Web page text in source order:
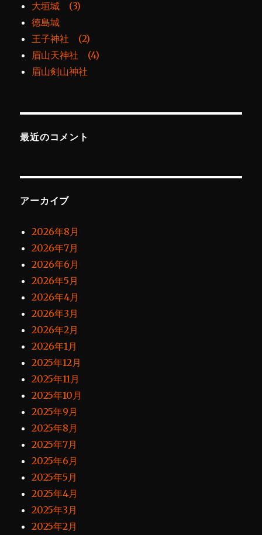
大垣城 (3)
徳島城
王子神社 (2)
眉山天神社 (4)
眉山剣山神社
最近のコメント
アーカイブ
2026年8月
2026年7月
2026年6月
2026年5月
2026年4月
2026年3月
2026年2月
2026年1月
2025年12月
2025年11月
2025年10月
2025年9月
2025年8月
2025年7月
2025年6月
2025年5月
2025年4月
2025年3月
2025年2月